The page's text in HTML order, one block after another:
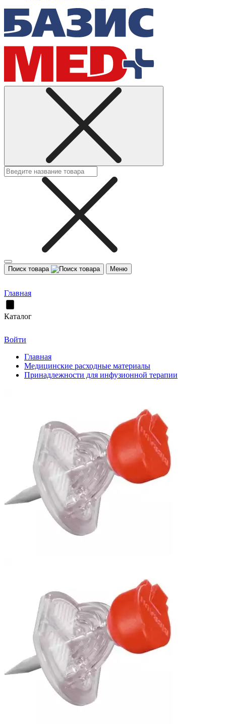
Поиск товара Меню
Главная
Каталог
Войти
Главная
Медицинские расходные материалы
Принадлежности для инфузионной терапии